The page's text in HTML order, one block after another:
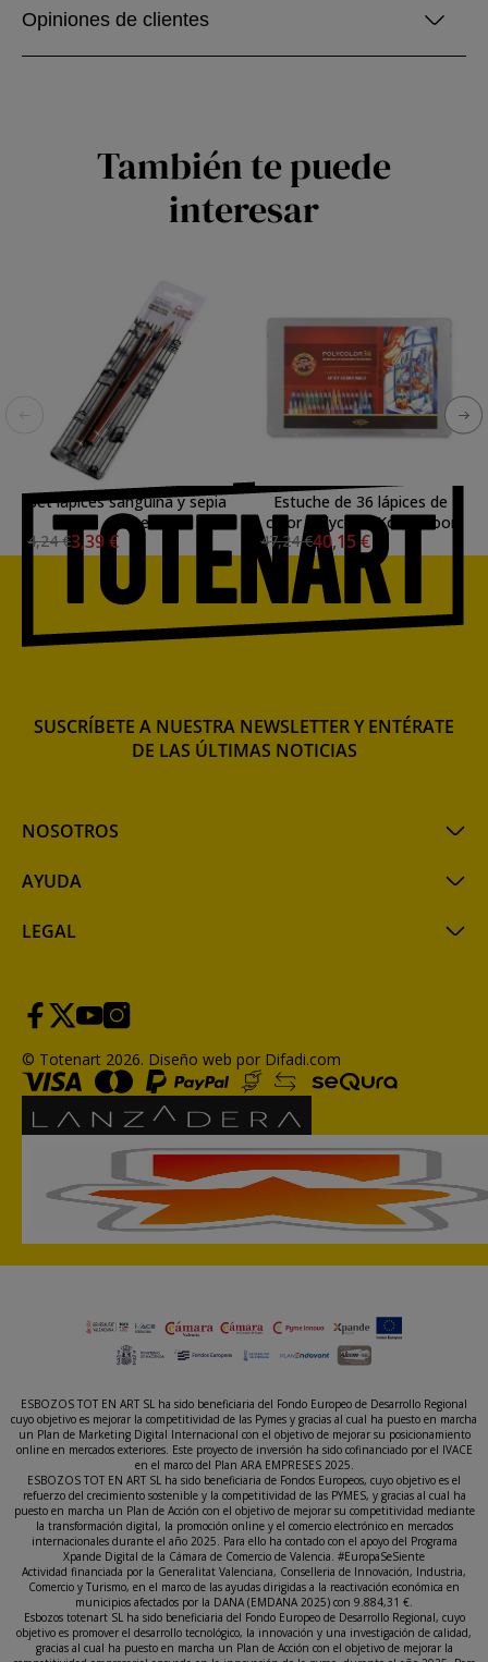
Opiniones de clientes
También te puede
interesar
Set lápices sanguina y sepia
Conte
4,24 €3,39 €
Estuche de 36 lápices de
color Polycolor Koh-i-Noor
47,24 €40,15 €
NOSOTROS
AYUDA
LEGAL
SUSCRÍBETE A NUESTRA NEWSLETTER Y ENTÉRATE
DE LAS ÚLTIMAS NOTICIAS
© Totenart 2026. Diseño web por Difadi.com
ESBOZOS TOT EN ART SL ha sido beneficiaria del Fondo Europeo de Desarrollo Regional
cuyo objetivo es mejorar la competitividad de las Pymes y gracias al cual ha puesto en marcha
un Plan de Marketing Digital Internacional con el objetivo de mejorar su posicionamiento
online en mercados exteriores. Este proyecto de inversión ha sido cofinanciado por el IVACE
en el marco del Plan ARA EMPRESES 2025.
ESBOZOS TOT EN ART SL ha sido beneficiaria de Fondos Europeos, cuyo objetivo es el
refuerzo del crecimiento sostenible y la competitividad de las PYMES, y gracias al cual ha
puesto en marcha un Plan de Acción con el objetivo de mejorar su competitividad mediante
la transformación digital, la promoción online y el comercio electrónico en mercados
internacionales durante el año 2025. Para ello ha contado con el apoyo del Programa
Xpande Digital de la Cámara de Comercio de Valencia. #EuropaSeSiente
Actividad financiada por la Generalitat Valenciana, Conselleria de Innovación, Industria,
Comercio y Turismo, en el marco de las ayudas dirigidas a la reactivación económica en
municipios afectados por la DANA (EMDANA 2025) con 9.884,31 €.
Esbozos totenart SL ha sido beneficiaria del Fondo Europeo de Desarrollo Regional, cuyo
objetivo es promover el desarrollo tecnológico, la innovación y una investigación de calidad,
gracias al cual ha puesto en marcha un Plan de Acción con el objetivo de mejorar la